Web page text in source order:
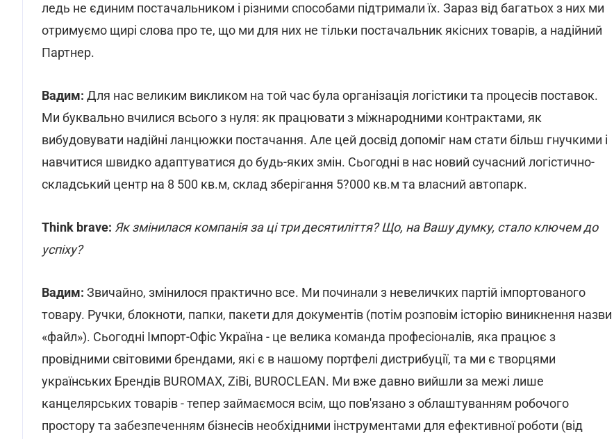
ледь не єдиним постачальником і різними способами підтримали їх. Зараз від багатьох з них ми
отримуємо щирі слова про те, що ми для них не тільки постачальник якісних товарів, а надійний
Партнер.
Вадим: Для нас великим викликом на той час була організація логістики та процесів поставок.
Ми буквально вчилися всього з нуля: як працювати з міжнародними контрактами, як
вибудовувати надійні ланцюжки постачання. Але цей досвід допоміг нам стати більш гнучкими і
навчитися швидко адаптуватися до будь-яких змін. Сьогодні в нас новий сучасний логістично-
складський центр на 8 500 кв.м, склад зберігання 5?000 кв.м та власний автопарк.
Think brave: Як змінилася компанія за ці три десятиліття? Що, на Вашу думку, стало ключем до
успіху?
Вадим: Звичайно, змінилося практично все. Ми починали з невеличких партій імпортованого
товару. Ручки, блокноти, папки, пакети для документів (потім розповім історію виникнення назви
«файл»). Сьогодні Імпорт-Офіс Україна - це велика команда професіоналів, яка працює з
провідними світовими брендами, які є в нашому портфелі дистрибуції, та ми є творцями
українських Брендів BUROMAX, ZiBi, BUROCLEAN. Ми вже давно вийшли за межі лише
канцелярських товарів - тепер займаємося всім, що пов'язано з облаштуванням робочого
простору та забезпеченням бізнесів необхідними інструментами для ефективної роботи (від